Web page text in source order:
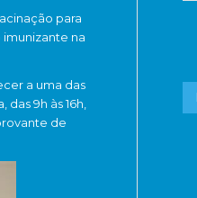
para
imunizante na
a uma das
9h às 16h,
de